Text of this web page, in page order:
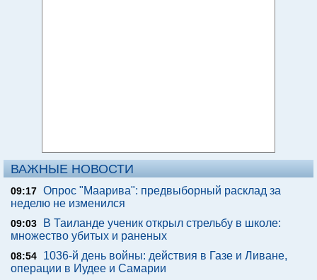
ВАЖНЫЕ НОВОСТИ
09:17 Опрос "Mаарива": предвыборный расклад за
неделю не изменился
09:03
В Таиланде ученик открыл стрельбу в школе:
множество убитых и раненых
08:54
1036-й день войны: действия в Газе и Ливане,
операции в Иудее и Самарии